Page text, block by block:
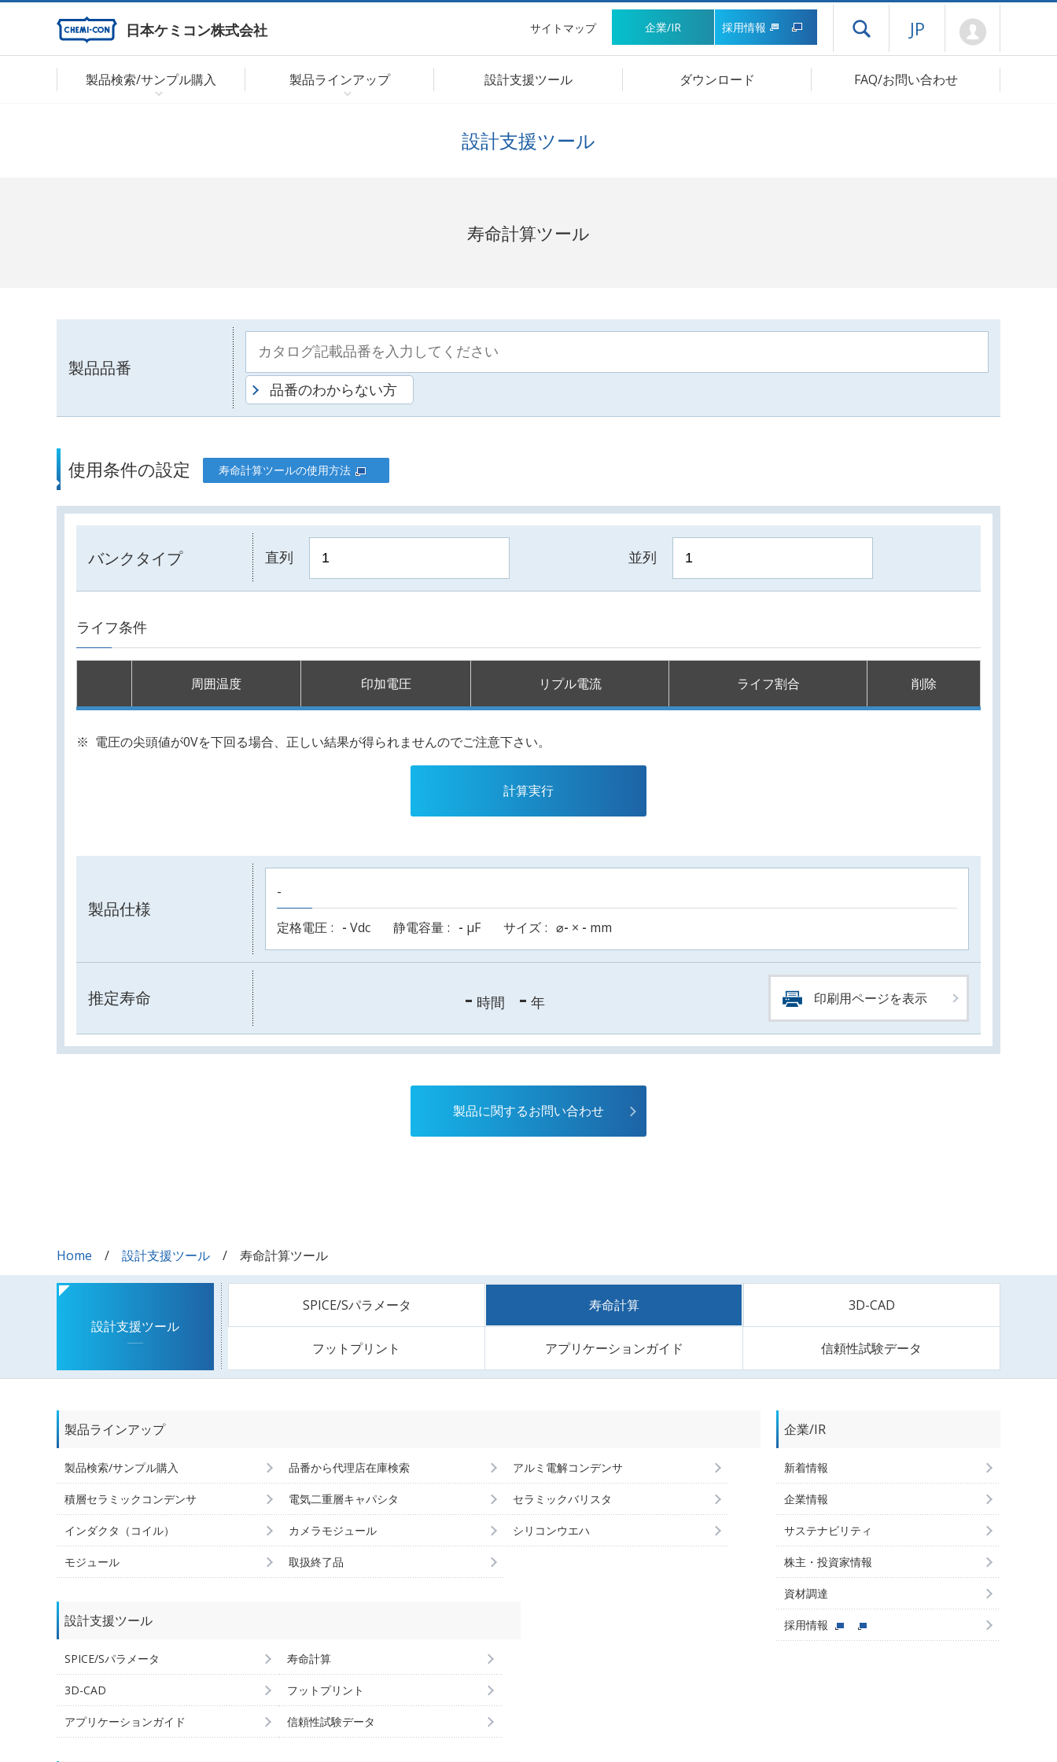
日本ケミコン株式会社 サイトマップ 企業/IR 採用情報 ドロワーメニューを開く
JP
製品検索/サンプル購入 製品ラインアップ 設計支援ツール ダウンロード FAQ/お問い合わせ
設計支援ツール
寿命計算ツール
製品品番
品番のわからない方
使用条件の設定 寿命計算ツールの使用方法
バンクタイプ 直列 並列
ライフ条件
周囲温度 印加電圧 リプル電流 ライフ割合 削除
電圧の尖頭値が0Vを下回る場合、正しい結果が得られませんのでご注意下さい。
計算実行
製品仕様
-
定格電圧 - Vdc 静電容量 - µF サイズ ⌀- × - mm
推定寿命 - 時間 - 年 印刷用ページを表示
製品に関するお問い合わせ
Home 設計支援ツール 寿命計算ツール
設計支援ツール
SPICE/Sパラメータ 寿命計算 3D-CAD
フットプリント アプリケーションガイド 信頼性試験データ
製品ラインアップ
製品検索/サンプル購入 品番から代理店在庫検索 アルミ電解コンデンサ
積層セラミックコンデンサ 電気二重層キャパシタ セラミックバリスタ
インダクタ（コイル） カメラモジュール シリコンウエハ
モジュール 取扱終了品
設計支援ツール
SPICE/Sパラメータ 寿命計算
3D-CAD フットプリント
アプリケーションガイド 信頼性試験データ
企業/IR
新着情報
企業情報
サステナビリティ
株主・投資家情報
資材調達
採用情報